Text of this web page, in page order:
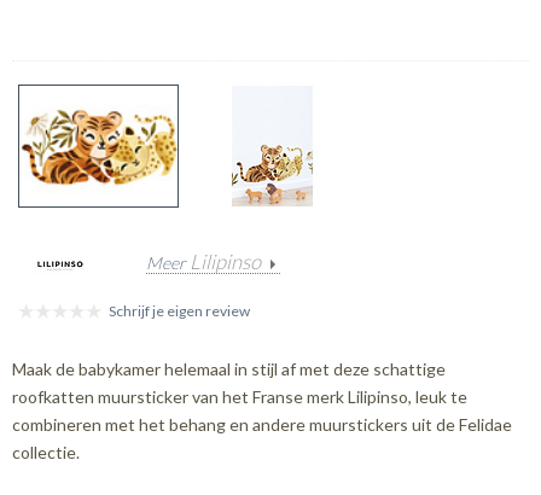
Meer Lilipinso
Schrijf je eigen review
Maak de babykamer helemaal in stijl af met deze schattige
roofkatten muursticker van het Franse merk Lilipinso, leuk te
combineren met het behang en andere muurstickers uit de Felidae
collectie.